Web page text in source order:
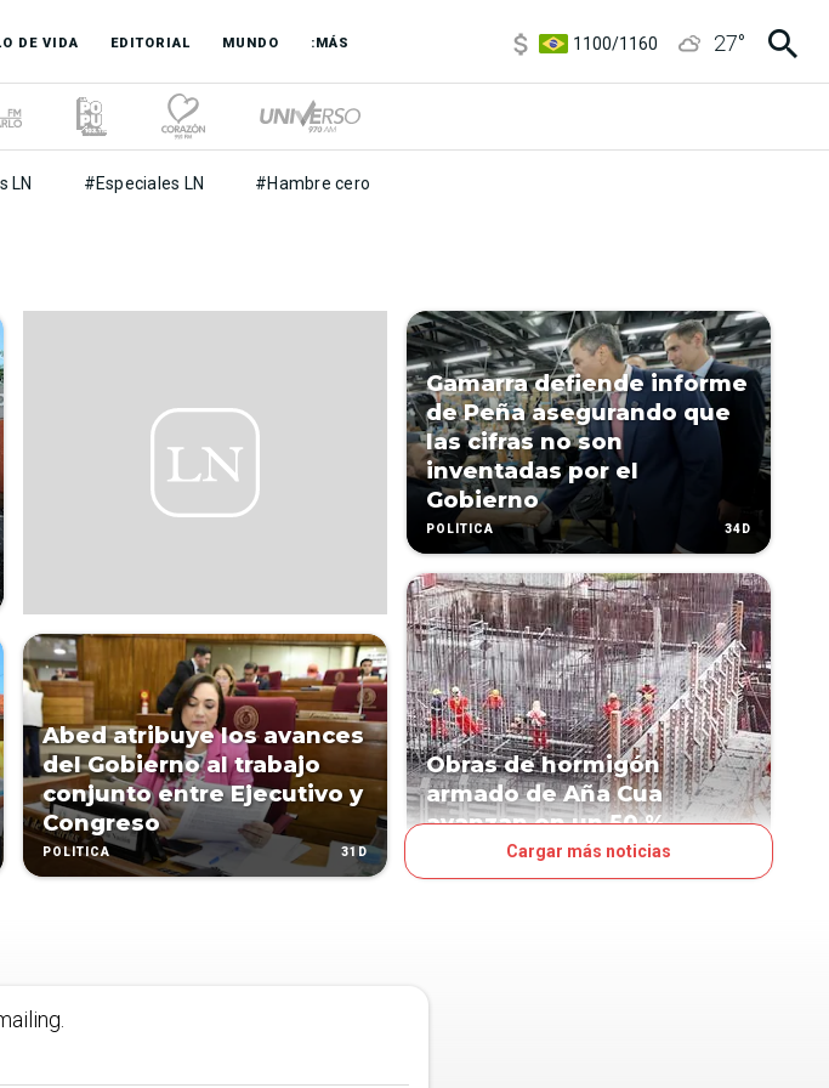
DE VIDA EDITORIAL MUNDO :MÁS
1100/1160
27°
LN #Especiales LN #Hambre cero
Abed atribuye los avances
del Gobierno al trabajo
conjunto entre Ejecutivo y
Congreso
POLÍTICA 31D
Gamarra defiende informe
de Peña asegurando que
las cifras no son
inventadas por el
Gobierno
POLÍTICA 34D
Obras de hormigón
armado de Aña Cua
avanzan en un 50 %
Cargar más noticias